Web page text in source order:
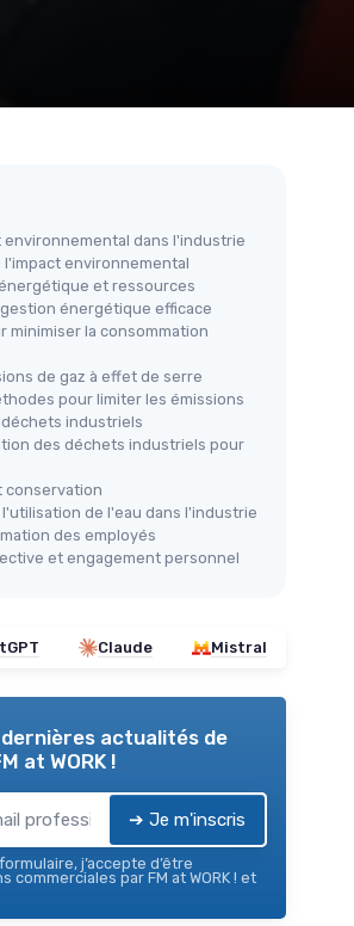
environnemental dans l'industrie
environnemental
et ressources
énergétique efficace
minimiser la consommation
de gaz à effet de serre
pour limiter les émissions
industriels
des déchets industriels pour
conservation
de l'eau dans l'industrie
des employés
et engagement personnel
Claude Mistral
actualités de
at WORK !
➔ Je m'inscris
j’accepte d’être
commerciales par FM at WORK ! et